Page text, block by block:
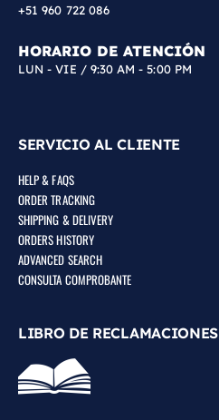
+51 960 722 086
HORARIO DE ATENCIÓN
LUN - VIE / 9:30 AM - 5:00 PM
SERVICIO AL CLIENTE
HELP & FAQS
ORDER TRACKING
SHIPPING & DELIVERY
ORDERS HISTORY
ADVANCED SEARCH
CONSULTA COMPROBANTE
LIBRO DE RECLAMACIONES